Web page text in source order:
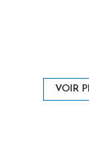
VOIR